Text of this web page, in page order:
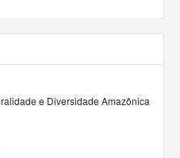
e Diversidade Amazônica